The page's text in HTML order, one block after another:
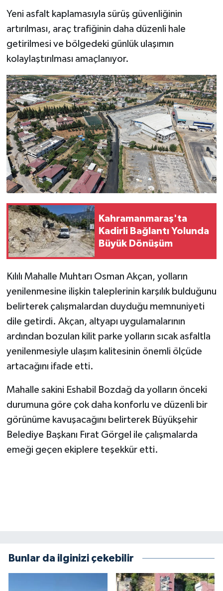
Yeni asfalt kaplamasıyla sürüş güvenliğinin
artırılması, araç trafiğinin daha düzenli hale
getirilmesi ve bölgedeki günlük ulaşımın
kolaylaştırılması amaçlanıyor.
Kahramanmaraş'ta
Kadirli Bağlantı Yolunda
Büyük Dönüşüm
Kılılı Mahalle Muhtarı Osman Akçan, yolların
yenilenmesine ilişkin taleplerinin karşılık bulduğunu
belirterek çalışmalardan duyduğu memnuniyeti
dile getirdi. Akçan, altyapı uygulamalarının
ardından bozulan kilit parke yolların sıcak asfaltla
yenilenmesiyle ulaşım kalitesinin önemli ölçüde
artacağını ifade etti.
Mahalle sakini Eshabil Bozdağ da yolların önceki
durumuna göre çok daha konforlu ve düzenli bir
görünüme kavuşacağını belirterek Büyükşehir
Belediye Başkanı Fırat Görgel ile çalışmalarda
emeği geçen ekiplere teşekkür etti.
Bunlar da ilginizi çekebilir